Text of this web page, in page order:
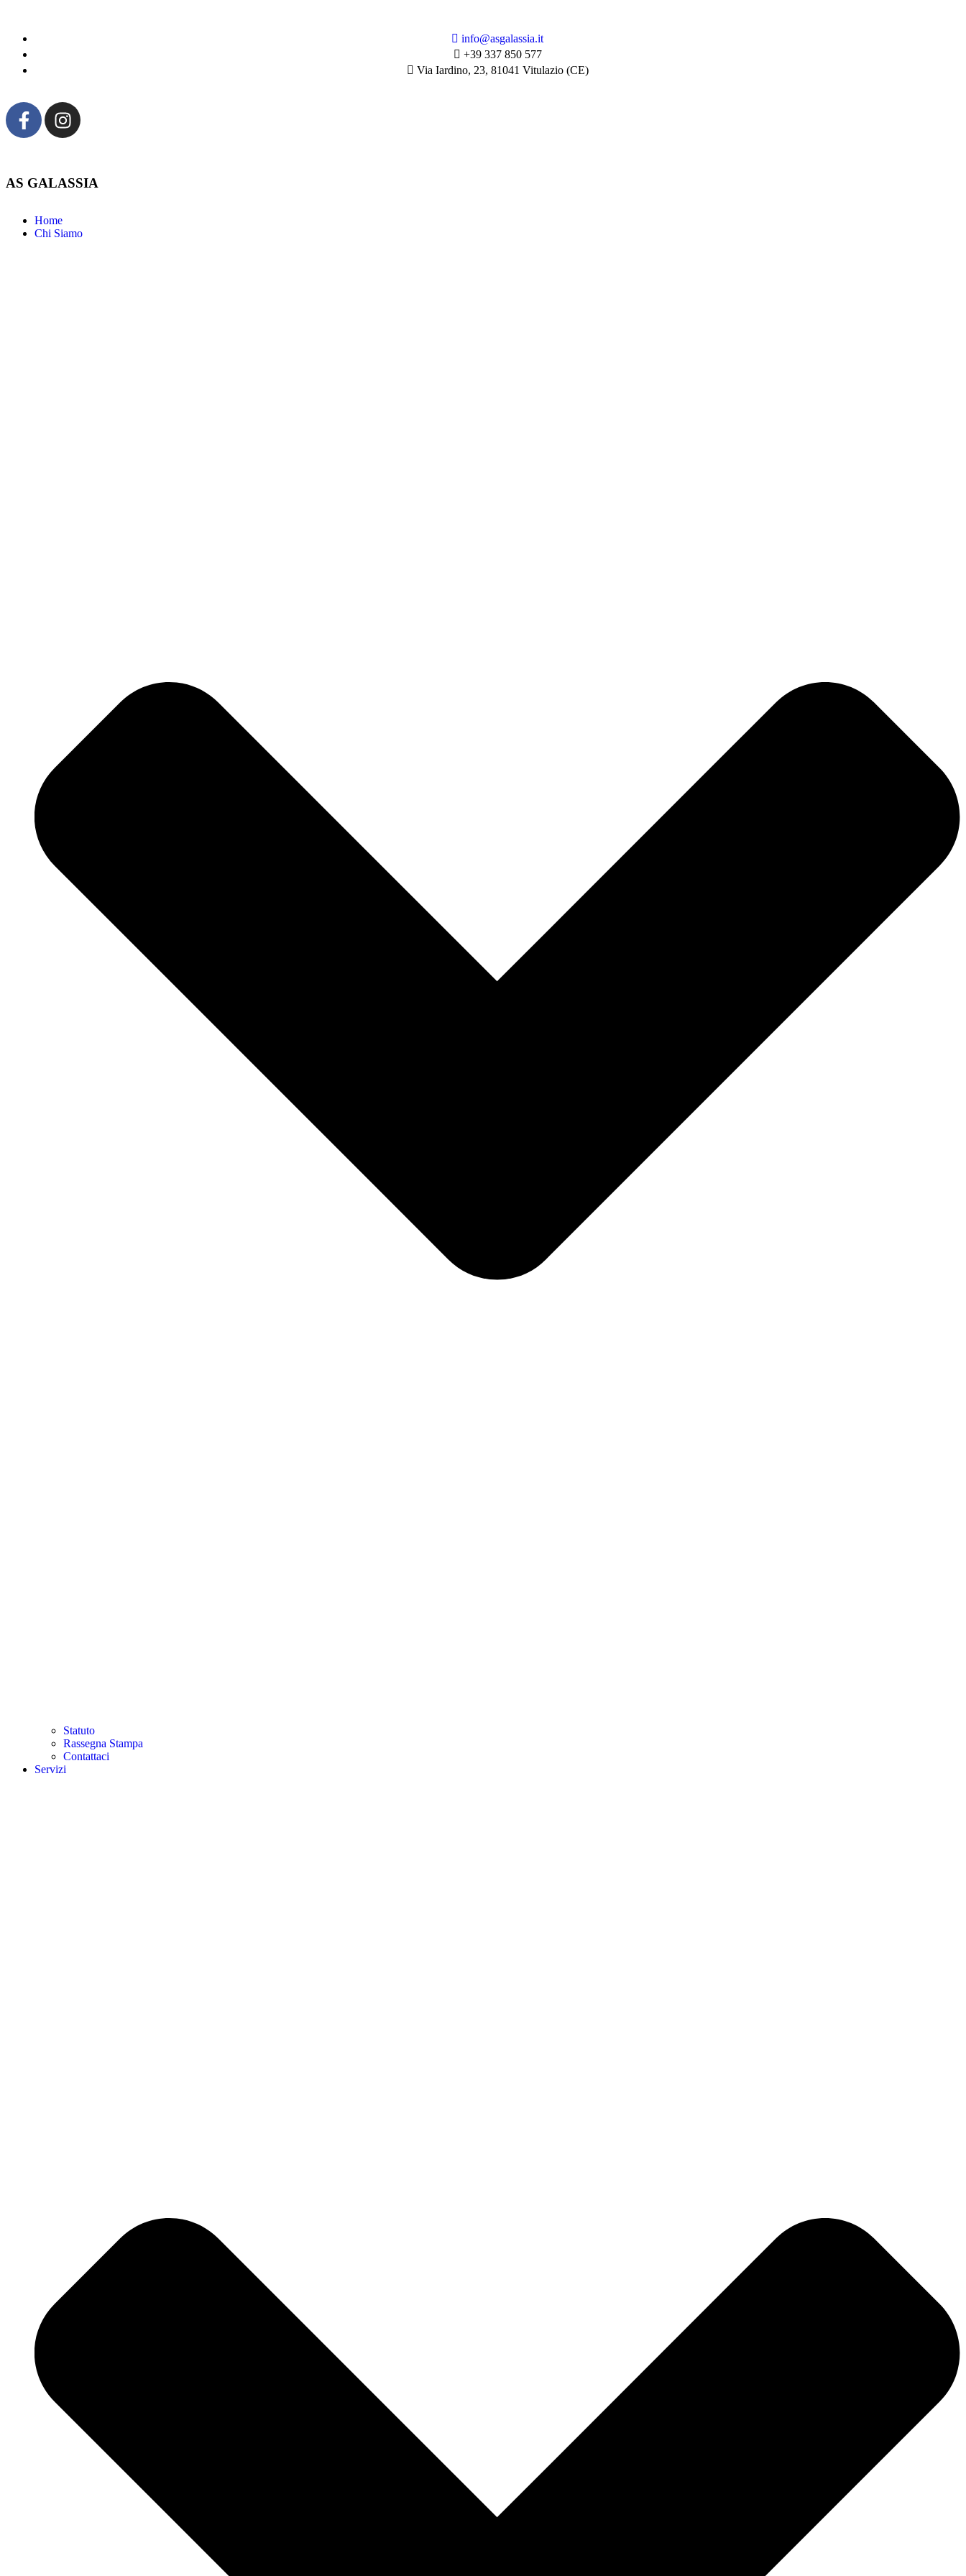
info@asgalassia.it
+39 337 850 577
Via Iardino, 23, 81041 Vitulazio (CE)
AS GALASSIA
Home
Chi Siamo
Statuto
Rassegna Stampa
Contattaci
Servizi